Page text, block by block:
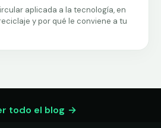
aplicada a la tecnología, en
y por qué le conviene a tu
todo el blog